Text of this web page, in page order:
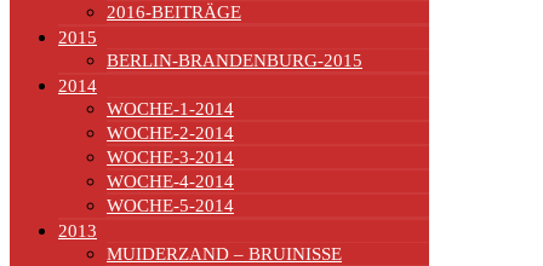
2016-BEITRÄGE
2015
BERLIN-BRANDENBURG-2015
2014
WOCHE-1-2014
WOCHE-2-2014
WOCHE-3-2014
WOCHE-4-2014
WOCHE-5-2014
2013
MUIDERZAND – BRUINISSE